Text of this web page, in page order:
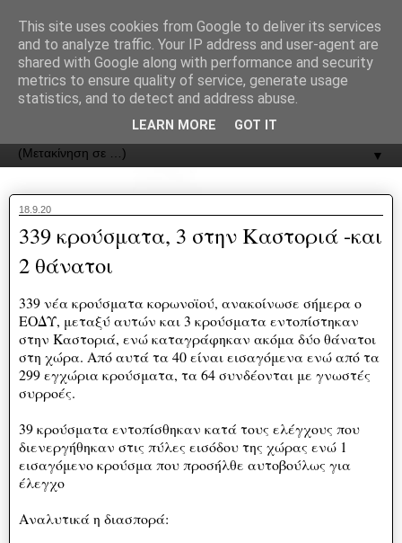
ΟΔΟΣ
▼
18.9.20
339 κρούσματα, 3 στην Καστοριά -και
2 θάνατοι
339 νέα κρούσματα κορωνοϊού, ανακοίνωσε σήμερα ο
ΕΟΔΥ, μεταξύ αυτών και 3 κρούσματα εντοπίστηκαν
στην Καστοριά, ενώ καταγράφηκαν ακόμα δύο θάνατοι
στη χώρα. Από αυτά τα 40 είναι εισαγόμενα ενώ από τα
299 εγχώρια κρούσματα, τα 64 συνδέονται με γνωστές
συρροές.
39 κρούσματα εντοπίσθηκαν κατά τους ελέγχους που
διενεργήθηκαν στις πύλες εισόδου της χώρας ενώ 1
εισαγόμενο κρούσμα που προσήλθε αυτοβούλως για
έλεγχο
Αναλυτικά η διασπορά:
This site uses cookies from Google to deliver its services
and to analyze traffic. Your IP address and user-agent are
shared with Google along with performance and security
metrics to ensure quality of service, generate usage
statistics, and to detect and address abuse.
LEARN MORE GOT IT